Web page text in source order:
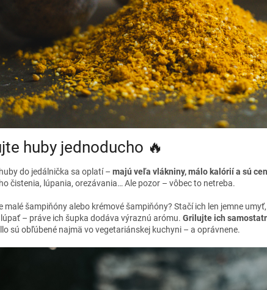
huby jednoducho 🔥
do jedálnička sa oplatí – majú veľa vlákniny, málo kalórií a sú
čistenia, lúpania, orezávania… Ale pozor – vôbec to netreba.
malé šampiňóny alebo krémové šampiňóny? Stačí ich len jemne
– práve ich šupka dodáva výraznú arómu. Grilujte ich
sú obľúbené najmä vo vegetariánskej kuchyni – a oprávnene.